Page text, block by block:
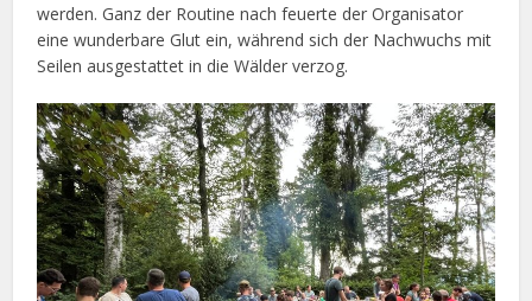
werden. Ganz der Routine nach feuerte der Organisator
eine wunderbare Glut ein, während sich der Nachwuchs mit
Seilen ausgestattet in die Wälder verzog.